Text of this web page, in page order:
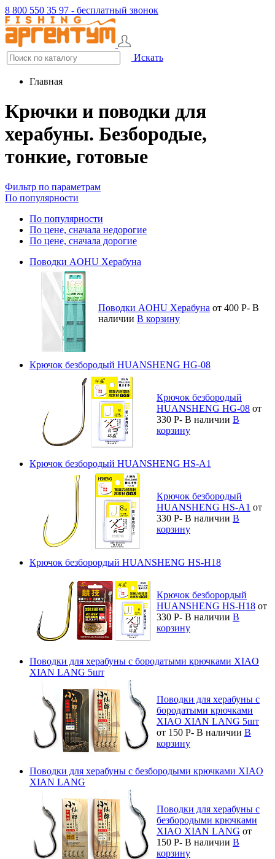
8 800 550 35 97 - бесплатный звонок
Искать
Главная
Крючки и поводки для
херабуны. Безбородые,
тонкие, готовые
Фильтр по параметрам
По популярности
По популярности
По цене, сначала недорогие
По цене, сначала дорогие
Поводки AOHU Херабуна
Поводки AOHU Херабуна от 400 Р- В
наличии В корзину
Крючок безбородый HUANSHENG HG-08
Крючок безбородый
HUANSHENG HG-08 от
330 Р- В наличии В
корзину
Крючок безбородый HUANSHENG HS-A1
Крючок безбородый
HUANSHENG HS-A1 от
330 Р- В наличии В
корзину
Крючок безборордый HUANSHENG HS-H18
Крючок безборордый
HUANSHENG HS-H18 от
330 Р- В наличии В
корзину
Поводки для херабуны с бородатыми крючками XIAO
XIAN LANG 5шт
Поводки для херабуны с
бородатыми крючками
XIAO XIAN LANG 5шт
от 150 Р- В наличии В
корзину
Поводки для херабуны с безбородыми крючками XIAO
XIAN LANG
Поводки для херабуны с
безбородыми крючками
XIAO XIAN LANG от
150 Р- В наличии В
корзину